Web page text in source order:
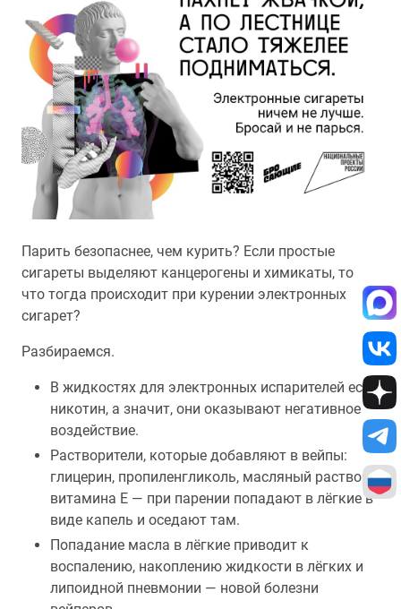
Парить безопаснее, чем курить? Если простые
сигареты выделяют канцерогены и химикаты, то
что тогда происходит при курении электронных
сигарет?
Разбираемся.
В жидкостях для электронных испарителей есть
никотин, а значит, они оказывают негативное
воздействие.
Растворители, которые добавляют в вейпы:
глицерин, пропиленгликоль, масляный раствор
витамина E — при парении попадают в лёгкие в
виде капель и оседают там.
Попадание масла в лёгкие приводит к
воспалению, накоплению жидкости в лёгких и
липоидной пневмонии — новой болезни